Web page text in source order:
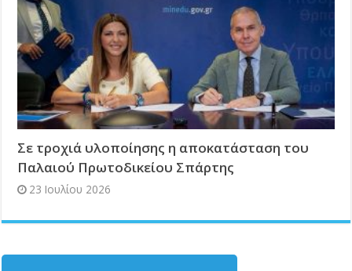
Σε τροχιά υλοποίησης η αποκατάσταση του
Παλαιού Πρωτοδικείου Σπάρτης
23 Ιουλίου 2026